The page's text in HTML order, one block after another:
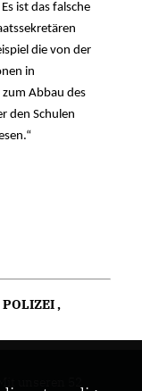
ist das falsche
die von der
in
Abbau des
den Schulen
POLIZEI,